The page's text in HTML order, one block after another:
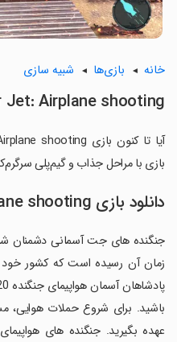
خانه بازی‌ها شبیه سازی
Jet: Airplane shooting
بازی با مراحل جذاب و گیم‌پلی
دانلود بازی Fighter Jet: Airplane shooting
جنگنده های جت آسمانی دشمنان
زمان آن رسیده است که کشور
باشید. برای شروع حملات هوایی،
عهده بگیرید. جنگنده های